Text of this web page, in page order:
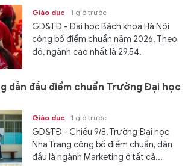
Giáo dục 1 giờ trước
GD&TĐ - Đại học Bách khoa Hà Nội
công bố điểm chuẩn năm 2026. Theo
đó, ngành cao nhất là 29,54.
dẫn đầu điểm chuẩn Trường Đại học
Giáo dục 1 giờ trước
GD&TĐ - Chiều 9/8, Trường Đại học
Nha Trang công bố điểm chuẩn, dẫn
đầu là ngành Marketing ở tất cả...